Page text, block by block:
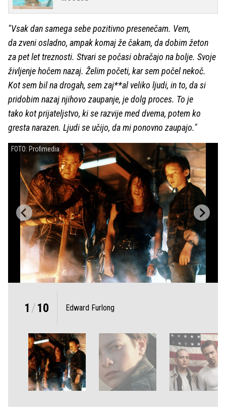
"Vsak dan samega sebe pozitivno presenečam. Vem,
da zveni osladno, ampak komaj že čakam, da dobim žeton
za pet let treznosti. Stvari se počasi obračajo na bolje. Svoje
življenje hočem nazaj. Želim početi, kar sem počel nekoč.
Kot sem bil na drogah, sem zaj**al veliko ljudi, in to, da si
pridobim nazaj njihovo zaupanje, je dolg proces. To je
tako kot prijateljstvo, ki se razvije med dvema, potem ko
gresta narazen. Ljudi se učijo, da mi ponovno zaupajo."
FOTO: Profimedia
1 /10 Edward Furlong